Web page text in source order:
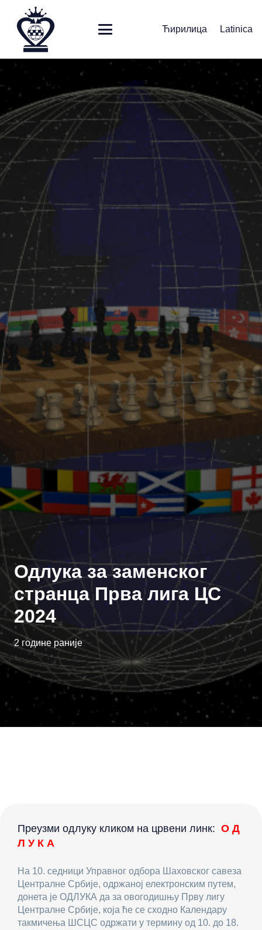
Ћирилица Latinica
Одлука за заменског
странца Прва лига ЦС
2024
2 године раније
Преузми одлуку кликом на црвени линк: О Д
Л У К А
На 10. седници Управног одбора Шаховског савеза
Централне Србије, одржаној електронским путем,
донета је ОДЛУКА да за овогодишњу Прву лигу
Централне Србије, која ће се сходно Календару
такмичења ШСЦС одржати у термину од 10. до 18.